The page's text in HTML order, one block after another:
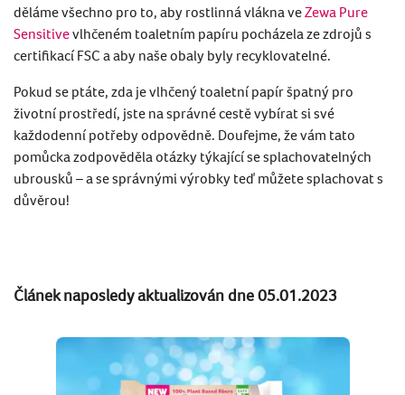
děláme všechno pro to, aby rostlinná vlákna veZewa Pure
Sensitivevlhčeném toaletním papíru pocházela ze zdrojů s
certifikací FSC a aby naše obaly byly recyklovatelné.
Pokud se ptáte, zda je vlhčený toaletní papír špatný pro
životní prostředí, jste na správné cestě vybírat si své
každodenní potřeby odpovědně. Doufejme, že vám tato
pomůcka zodpověděla otázky týkající se splachovatelných
ubrousků – a se správnými výrobky teď můžete splachovat s
důvěrou!
Článek naposledy aktualizován dne 05.01.2023